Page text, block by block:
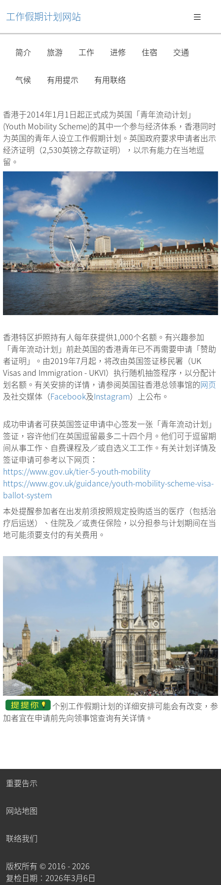
工作假期计划网站
简介 旅游 工作 进修 住宿 交通
气候 有用提示 有用联络
香港于2014年1月1日起正式成为英国「青年流动计划」
(Youth Mobility Scheme)的其中一个参与经济体系，香港同时
为英国的青年人设立工作假期计划。英国政府要求申请者出示
经济证明（2,530英镑之存款证明），以示有能力在当地逗
留。
香港特区护照持有人每年获提供1,000个名额。有兴趣参加
「青年流动计划」前赴英国的香港青年已不再需要申请「赞助
者证明」。由2019年7月起，将改由英国签证移民署（UK
Visas and Immigration - UKVI）执行随机抽签程序，以分配计
划名额。有关安排的详情，请参阅英国驻香港总领事馆的网页
及社交媒体（Facebook及Instagram）上公布。
成功申请者可获英国签证申请中心签发一张「青年流动计划」
签证，容许他们在英国逗留最多二十四个月。他们可于逗留期
间从事工作、自费课程及／或自选义工工作。有关计划详情及
签证申请可参考以下网页：
https://www.gov.uk/tier-5-youth-mobility
https://www.gov.uk/guidance/youth-mobility-scheme-visa-
ballot-system
本处提醒参加者在出发前须按照规定投购适当的医疗（包括治
疗后运送）、住院及／或责任保险，以分担参与计划期间在当
地可能须要支付的有关费用。
个别工作假期计划的详细安排可能会有改变，参
加者宜在申请前先向领事馆查询有关详情。
重要告示
网站地图
联络我们
版权所有 ©2016 - 2026
复检日期︰2026年3月6日